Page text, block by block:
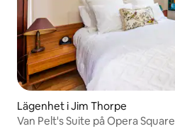
Lägenhet i Jim Thorpe
Van Pelt's Suite på Opera Square